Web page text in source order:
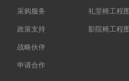
采购服务
政策支持
战略伙伴
申请合作
礼堂椅工程
影院椅工程